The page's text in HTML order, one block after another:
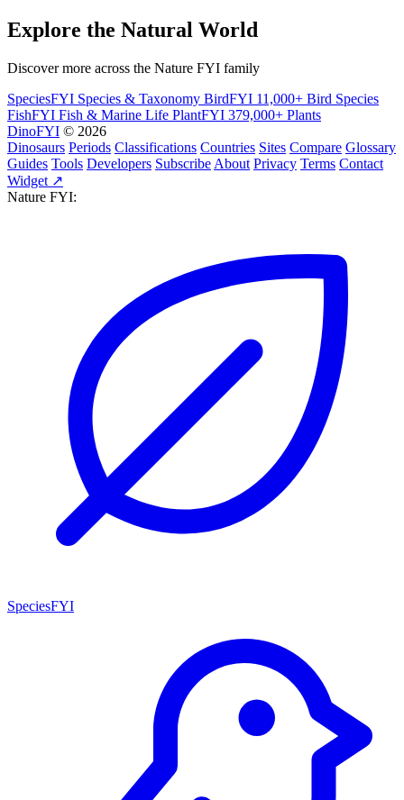
Explore the Natural World
Discover more across the Nature FYI family
SpeciesFYI Species & Taxonomy BirdFYI 11,000+ Bird Species
FishFYI Fish & Marine Life PlantFYI 379,000+ Plants
DinoFYI © 2026
Dinosaurs Periods Classifications Countries Sites Compare Glossary
Guides Tools Developers Subscribe About Privacy Terms Contact
Widget ↗
Nature FYI:
SpeciesFYI